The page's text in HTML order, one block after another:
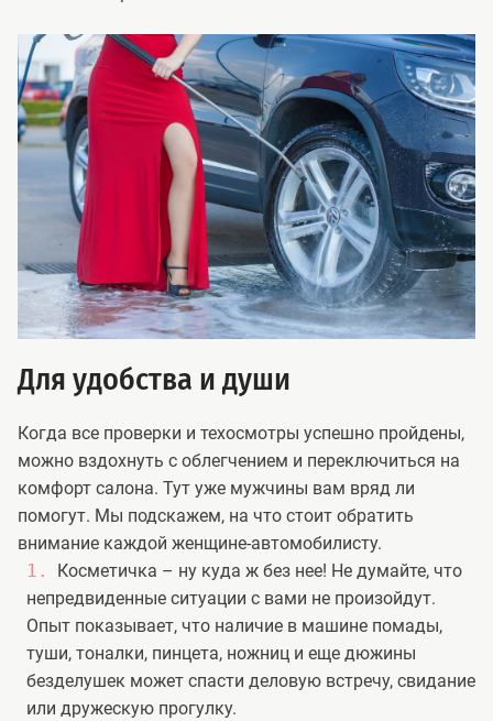
Для удобства и души
Когда все проверки и техосмотры успешно пройдены,
можно вздохнуть с облегчением и переключиться на
комфорт салона. Тут уже мужчины вам вряд ли
помогут. Мы подскажем, на что стоит обратить
внимание каждой женщине-автомобилисту.
Косметичка – ну куда ж без нее! Не думайте, что
непредвиденные ситуации с вами не произойдут.
Опыт показывает, что наличие в машине помады,
туши, тоналки, пинцета, ножниц и еще дюжины
безделушек может спасти деловую встречу, свидание
или дружескую прогулку.